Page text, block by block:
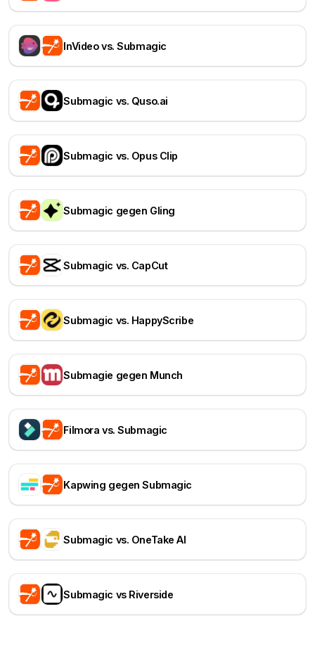
InVideo vs. Submagic
Submagic vs. Quso.ai
Submagic vs. Opus Clip
Submagic gegen Gling
Submagic vs. CapCut
Submagic vs. HappyScribe
Submagie gegen Munch
Filmora vs. Submagic
Kapwing gegen Submagic
Submagic vs. OneTake AI
Submagic vs Riverside